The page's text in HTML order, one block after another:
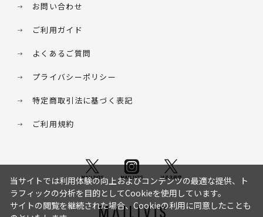
お問い合わせ
ご利用ガイド
よくあるご質問
プライバシーポリシー
特定商取引法に基づく表記
ご利用規約
当サイトでは利用体験の向上およびコンテンツの最適な提供、ト
ラフィックの分析を目的としてCookieを使用しています。
サイトの閲覧を継続された場合、Cookieの利用に同意したことも